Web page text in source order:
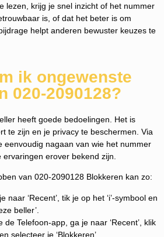
lezen, krijg je snel inzicht of het nummer
is, of dat het beter is om
helpt anderen bewuster keuzes te
ik ongewenste
020-2090128?
heeft goede bedoelingen. Het is
te zijn en je privacy te beschermen. Via
eenvoudig nagaan van wie het nummer
erover bekend zijn.
van 020-2090128 Blokkeren kan zo:
naar ‘Recent’, tik je op het ‘i’-symbool en
beller’.
de Telefoon-app, ga je naar ‘Recent’, klik
selecteer je ‘Blokkeren’.